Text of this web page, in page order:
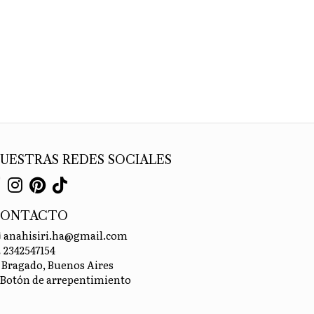
REDES SOCIALES
anahisiri.ha@gmail.com
2342547154
Bragado, Buenos Aires
de arrepentimiento